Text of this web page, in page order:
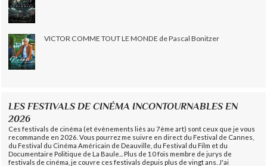
VICTOR COMME TOUT LE MONDE de Pascal Bonitzer
LES FESTIVALS DE CINÉMA INCONTOURNABLES EN
2026
Ces festivals de cinéma (et évènements liés au 7ème art) sont ceux que je vous
recommande en 2026. Vous pourrez me suivre en direct du Festival de Cannes,
du Festival du Cinéma Américain de Deauville, du Festival du Film et du
Documentaire Politique de La Baule... Plus de 10 fois membre de jurys de
festivals de cinéma, je couvre ces festivals depuis plus de vingt ans. J'ai